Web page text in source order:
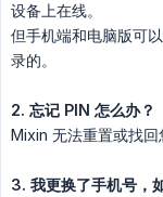
设备上在线。
但手机端和电脑版可
录的。
2. 忘记 PIN 怎么办？
Mixin 无法重置或找回
3. 我更换了手机号，